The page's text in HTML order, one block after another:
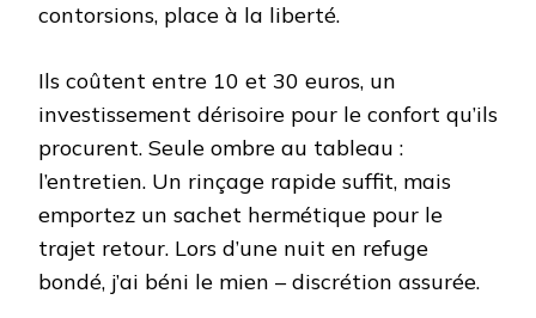
contorsions, place à la liberté.
Ils coûtent entre 10 et 30 euros, un
investissement dérisoire pour le confort qu’ils
procurent. Seule ombre au tableau :
l’entretien. Un rinçage rapide suffit, mais
emportez un sachet hermétique pour le
trajet retour. Lors d’une nuit en refuge
bondé, j’ai béni le mien – discrétion assurée.